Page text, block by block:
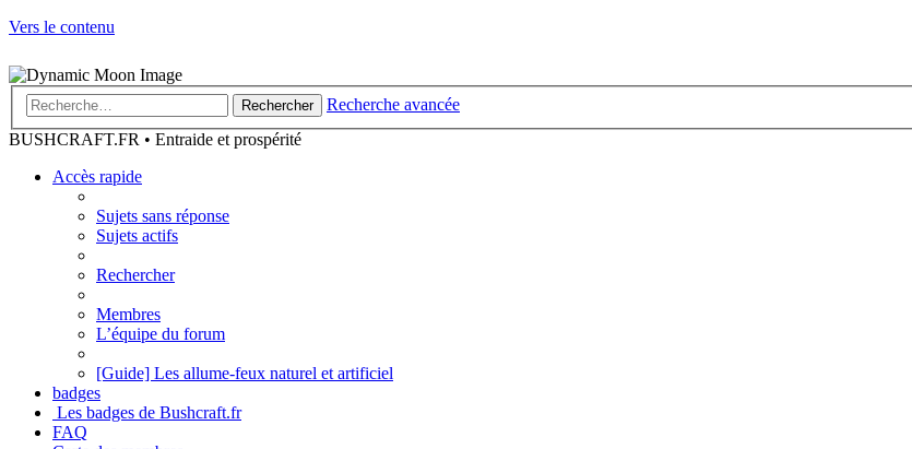
Vers le contenu
Rechercher
Recherche avancée
BUSHCRAFT.FR • Entraide et prospérité
Accès rapide
Sujets sans réponse
Sujets actifs
Rechercher
Membres
L’équipe du forum
[Guide] Les allume-feux naturel et artificiel
badges
Les badges de Bushcraft.fr
FAQ